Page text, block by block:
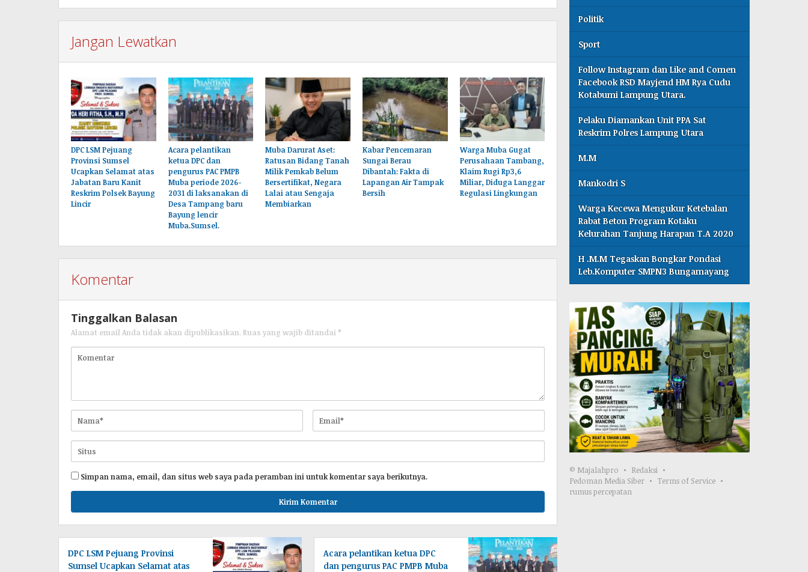
Jangan Lewatkan
DPC LSM Pejuang
Provinsi Sumsel
Ucapkan Selamat atas
Jabatan Baru Kanit
Reskrim Polsek Bayung
Lincir
Acara pelantikan
ketua DPC dan
pengurus PAC PMPB
Muba periode 2026-
2031 di laksanakan di
Desa Tampang baru
Bayung lencir
Muba.Sumsel.
Muba Darurat Aset:
Ratusan Bidang Tanah
Milik Pemkab Belum
Bersertifikat, Negara
Lalai atau Sengaja
Membiarkan
Kabar Pencemaran
Sungai Berau
Dibantah: Fakta di
Lapangan Air Tampak
Bersih
Warga Muba Gugat
Perusahaan Tambang,
Klaim Rugi Rp3,6
Miliar, Diduga Langgar
Regulasi Lingkungan
Komentar
Tinggalkan Balasan
Alamat email Anda tidak akan dipublikasikan. Ruas yang wajib ditandai *
Simpan nama, email, dan situs web saya pada peramban ini untuk komentar saya berikutnya.
DPC LSM Pejuang Provinsi
Sumsel Ucapkan Selamat atas
Acara pelantikan ketua DPC
dan pengurus PAC PMPB Muba
Politik
Sport
Follow Instagram dan Like and Comen
Facebook RSD Mayjend HM Rya Cudu
Kotabumi Lampung Utara.
Pelaku Diamankan Unit PPA Sat
Reskrim Polres Lampung Utara
M.M
Mankodri S
Warga Kecewa Mengukur Ketebalan
Rabat Beton Program Kotaku
Kelurahan Tanjung Harapan T.A 2020
H .M.M Tegaskan Bongkar Pondasi
Leb.Komputer SMPN3 Bungamayang
© Majalahpro
Redaksi
Pedoman Media Siber
Terms of Service
rumus percepatan